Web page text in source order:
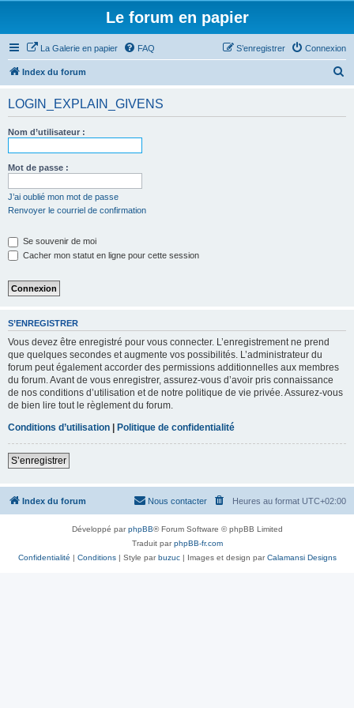
Le forum en papier
La Galerie en papier FAQ Connexion
S’enregistrer
Index du forum
LOGIN_EXPLAIN_GIVENS
Nom d’utilisateur :
Mot de passe :
J’ai oublié mon mot de passe
Renvoyer le courriel de confirmation
Se souvenir de moi
Cacher mon statut en ligne pour cette session
S’ENREGISTRER
Vous devez être enregistré pour vous connecter. L’enregistrement ne prend
que quelques secondes et augmente vos possibilités. L’administrateur du
forum peut également accorder des permissions additionnelles aux membres
du forum. Avant de vous enregistrer, assurez-vous d’avoir pris connaissance
de nos conditions d’utilisation et de notre politique de vie privée. Assurez-vous
de bien lire tout le règlement du forum.
Conditions d’utilisation | Politique de confidentialité
S’enregistrer
Index du forum Heures au format UTC+02:00
Nous contacter
Développé parphpBB® Forum Software © phpBB Limited
Traduit parphpBB-fr.com
Confidentialité | Conditions| Style parbuzuc| Images et design parCalamansi Designs